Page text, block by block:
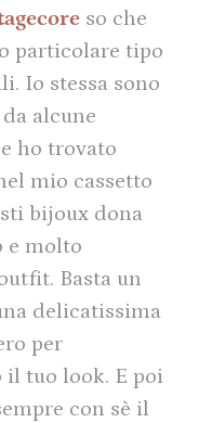
so che
particolare tipo
Io stessa sono
alcune
ho trovato
mio cassetto
bijoux dona
e molto
Basta un
delicatissima
per
il tuo look. E poi
con sè il